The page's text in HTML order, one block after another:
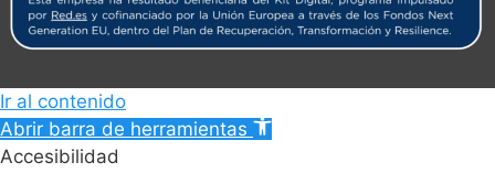
Ir al contenido
Abrir barra de herramientas
Accesibilidad